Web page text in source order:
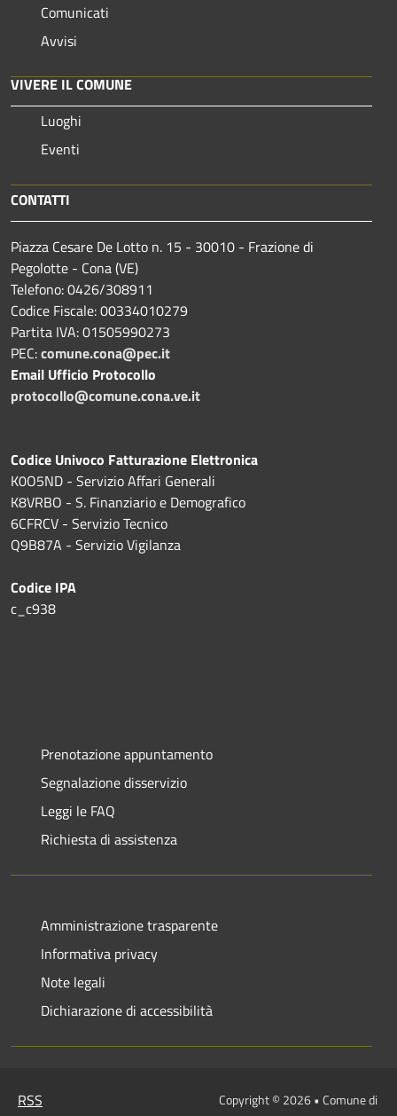
Comunicati
Avvisi
VIVERE IL COMUNE
Luoghi
Eventi
CONTATTI
Piazza Cesare De Lotto n. 15 - 30010 - Frazione di
Pegolotte - Cona (VE)
Telefono: 0426/308911
Codice Fiscale: 00334010279
Partita IVA: 01505990273
PEC:comune.cona@pec.it
Email Ufficio Protocollo
protocollo@comune.cona.ve.it
Codice Univoco Fatturazione Elettronica
K0O5ND - Servizio Affari Generali
K8VRBO - S. Finanziario e Demografico
6CFRCV - Servizio Tecnico
Q9B87A - Servizio Vigilanza
Codice IPA
c_c938
Prenotazione appuntamento
Segnalazione disservizio
Leggi le FAQ
Richiesta di assistenza
Amministrazione trasparente
Informativa privacy
Note legali
Dichiarazione di accessibilità
RSS
Copyright © 2026 • Comune di